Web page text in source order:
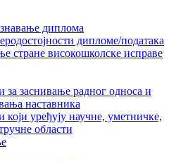
диплома
дипломе/података
стране високошколске исправе
за заснивање радног односа и
наставника
који уређују научне, уметничке,
области